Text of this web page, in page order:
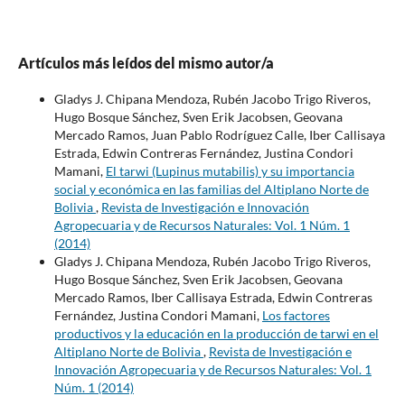
Artículos más leídos del mismo autor/a
Gladys J. Chipana Mendoza, Rubén Jacobo Trigo Riveros,
Hugo Bosque Sánchez, Sven Erik Jacobsen, Geovana
Mercado Ramos, Juan Pablo Rodríguez Calle, Iber Callisaya
Estrada, Edwin Contreras Fernández, Justina Condori
Mamani, El tarwi (Lupinus mutabilis) y su importancia
social y económica en las familias del Altiplano Norte de
Bolivia, Revista de Investigación e Innovación
Agropecuaria y de Recursos Naturales: Vol. 1 Núm. 1
(2014)
Gladys J. Chipana Mendoza, Rubén Jacobo Trigo Riveros,
Hugo Bosque Sánchez, Sven Erik Jacobsen, Geovana
Mercado Ramos, Iber Callisaya Estrada, Edwin Contreras
Fernández, Justina Condori Mamani, Los factores
productivos y la educación en la producción de tarwi en el
Altiplano Norte de Bolivia, Revista de Investigación e
Innovación Agropecuaria y de Recursos Naturales: Vol. 1
Núm. 1 (2014)